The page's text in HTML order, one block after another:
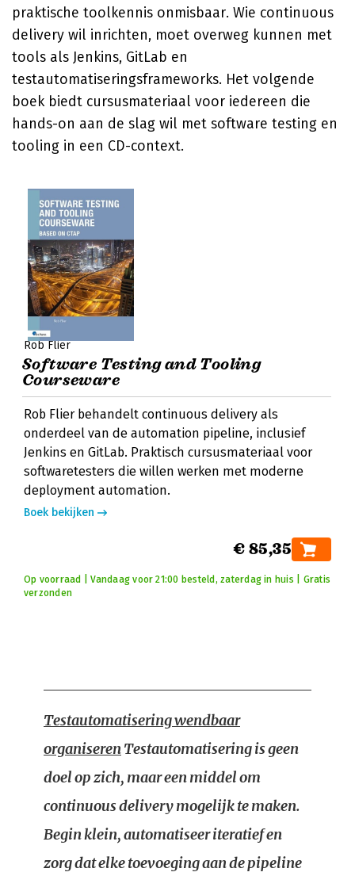
praktische toolkennis onmisbaar. Wie continuous
delivery wil inrichten, moet overweg kunnen met
tools als Jenkins, GitLab en
testautomatiseringsframeworks. Het volgende
boek biedt cursusmateriaal voor iedereen die
hands-on aan de slag wil met software testing en
tooling in een CD-context.
Rob Flier
Software Testing and Tooling
Courseware
Rob Flier behandelt continuous delivery als
onderdeel van de automation pipeline, inclusief
Jenkins en GitLab. Praktisch cursusmateriaal voor
softwaretesters die willen werken met moderne
deployment automation.
Boek bekijken
€ 85,35
Op voorraad | Vandaag voor 21:00 besteld, zaterdag in huis | Gratis
verzonden
Testautomatisering wendbaar
organiserenTestautomatisering is geen
doel op zich, maar een middel om
continuous delivery mogelijk te maken.
Begin klein, automatiseer iteratief en
zorg dat elke toevoeging aan de pipeline